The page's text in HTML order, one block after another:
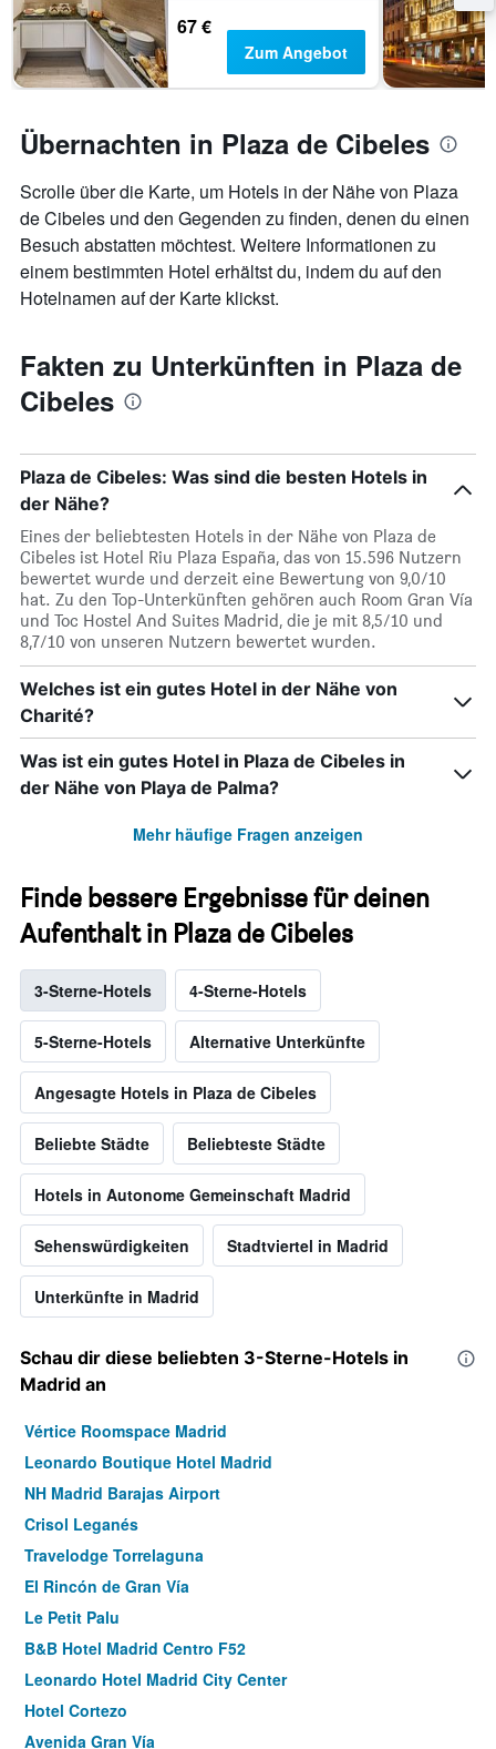
67 €
Zum Angebot
Übernachten in Plaza de Cibeles
Scrolle über die Karte, um Hotels in der Nähe von Plaza
de Cibeles und den Gegenden zu finden, denen du einen
Besuch abstatten möchtest. Weitere Informationen zu
einem bestimmten Hotel erhältst du, indem du auf den
Hotelnamen auf der Karte klickst.
Fakten zu Unterkünften in Plaza de
Cibeles
Plaza de Cibeles: Was sind die besten Hotels in
der Nähe?
Eines der beliebtesten Hotels in der Nähe von Plaza de
Cibeles ist Hotel Riu Plaza España, das von 15.596 Nutzern
bewertet wurde und derzeit eine Bewertung von 9,0/10
hat. Zu den Top-Unterkünften gehören auch Room Gran Vía
und Toc Hostel And Suites Madrid, die je mit 8,5/10 und
8,7/10 von unseren Nutzern bewertet wurden.
Welches ist ein gutes Hotel in der Nähe von
Charité?
Was ist ein gutes Hotel in Plaza de Cibeles in
der Nähe von Playa de Palma?
Mehr häufige Fragen anzeigen
Finde bessere Ergebnisse für deinen
Aufenthalt in Plaza de Cibeles
3-Sterne-Hotels 4-Sterne-Hotels
5-Sterne-Hotels Alternative Unterkünfte
Angesagte Hotels in Plaza de Cibeles
Beliebte Städte Beliebteste Städte
Hotels in Autonome Gemeinschaft Madrid
Sehenswürdigkeiten Stadtviertel in Madrid
Unterkünfte in Madrid
Schau dir diese beliebten 3-Sterne-Hotels in
Madrid an
Vértice Roomspace Madrid
Leonardo Boutique Hotel Madrid
NH Madrid Barajas Airport
Crisol Leganés
Travelodge Torrelaguna
El Rincón de Gran Vía
Le Petit Palu
B&B Hotel Madrid Centro F52
Leonardo Hotel Madrid City Center
Hotel Cortezo
Avenida Gran Vía